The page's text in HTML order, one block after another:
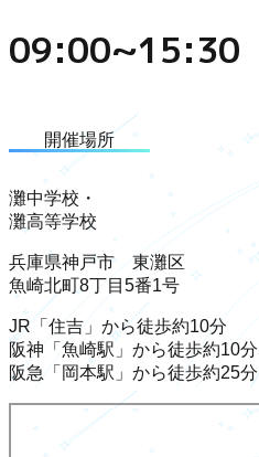
09:00~15:30
開催場所
灘中学校・
灘高等学校
兵庫県神戸市 東灘区
魚崎北町8丁目5番1号
JR「住吉」から徒歩約10分
阪神「魚崎駅」から徒歩約10分
阪急「岡本駅」から徒歩約25分